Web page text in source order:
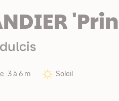
:3 à 6 m Soleil